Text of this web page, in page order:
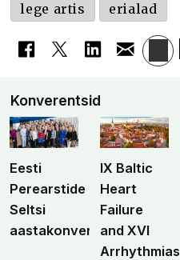
lege artis
erialad
Konverentsid
Eesti
Perearstide
Seltsi
aastakonverents
IX Baltic
Heart
Failure
and XVI
Arrhythmias